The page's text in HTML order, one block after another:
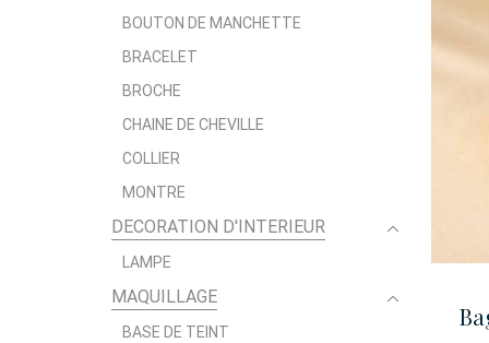
BOUTON DE MANCHETTE
BRACELET
BROCHE
CHAINE DE CHEVILLE
COLLIER
MONTRE
DECORATION D'INTERIEUR
LAMPE
MAQUILLAGE
BASE DE TEINT